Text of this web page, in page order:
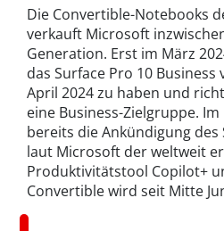
Die Convertible-Notebooks
verkauft Microsoft
Generation. Erst im März
das Surface Pro 10
April 2024 zu haben und
eine Business-Zielgruppe.
bereits die Ankündigung des
laut Microsoft der weltweit
Produktivitätstool Copilot+
Convertible wird seit Mitte